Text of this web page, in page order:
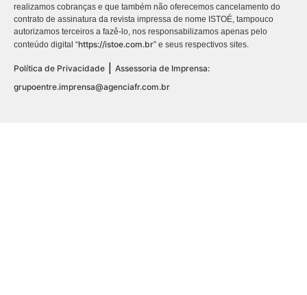
realizamos cobranças e que também não oferecemos cancelamento do
contrato de assinatura da revista impressa de nome ISTOÉ, tampouco
autorizamos terceiros a fazê-lo, nos responsabilizamos apenas pelo
conteúdo digital “https://istoe.com.br” e seus respectivos sites.
Política de Privacidade
Assessoria de Imprensa:
grupoentre.imprensa@agenciafr.com.br